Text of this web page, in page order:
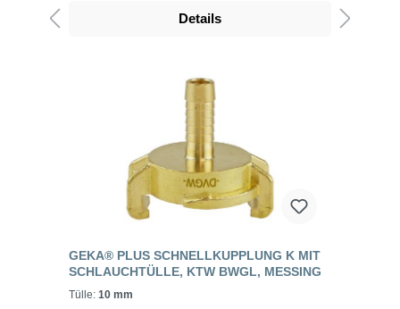
Details
GEKA® PLUS SCHNELLKUPPLUNG K MIT
SCHLAUCHTÜLLE, KTW BWGL, MESSING
Tülle: 10 mm